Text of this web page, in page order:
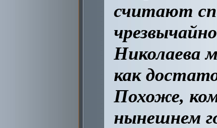
считают
Николаева
как
Похоже,
нынешнем